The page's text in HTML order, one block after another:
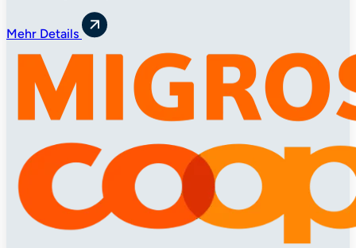
Mehr Details